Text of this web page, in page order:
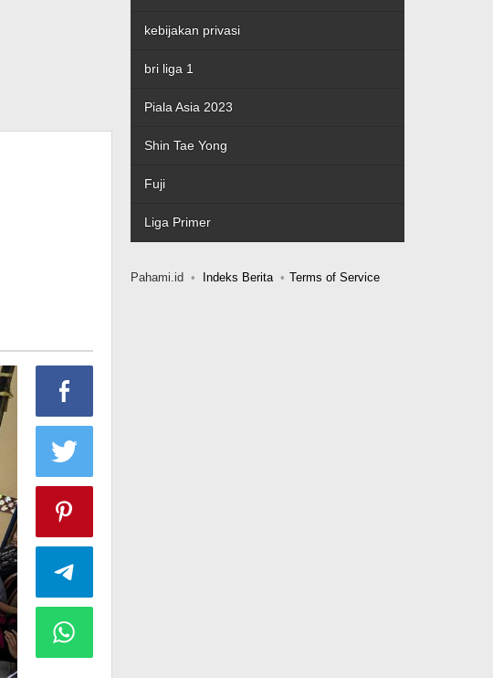
kebijakan privasi
bri liga 1
Piala Asia 2023
Shin Tae Yong
Fuji
Liga Primer
Pahami.id Indeks Berita Terms of Service